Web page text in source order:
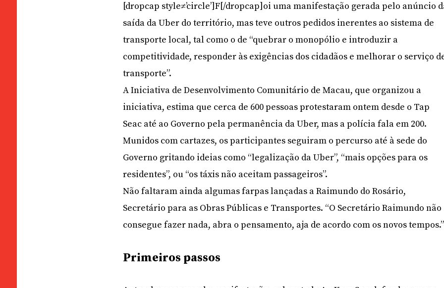
[dropcap style≠’circle’]F[/dropcap]oi uma manifestação gerada pelo anúncio
saída da Uber do território, mas teve outros pedidos inerentes ao sistema de
transporte local, tal como o de “quebrar o monopólio e introduzir a
competitividade, responder às exigências dos cidadãos e melhorar o serviço
transporte”.
A Iniciativa de Desenvolvimento Comunitário de Macau, que organizou a
iniciativa, estima que cerca de 600 pessoas protestaram ontem desde o Tap
Seac até ao Governo pela permanência da Uber, mas a polícia fala em 200.
Munidos com cartazes, os participantes seguiram o percurso até à sede do
Governo gritando ideias como “legalização da Uber”, “mais opções para os
residentes”, ou “os táxis não aceitam passageiros”.
Não faltaram ainda algumas farpas lançadas a Raimundo do Rosário,
Secretário para as Obras Públicas e Transportes. “O Secretário Raimundo não
consegue fazer nada, abra o pensamento, aja de acordo com os novos tempos.”
Primeiros passos